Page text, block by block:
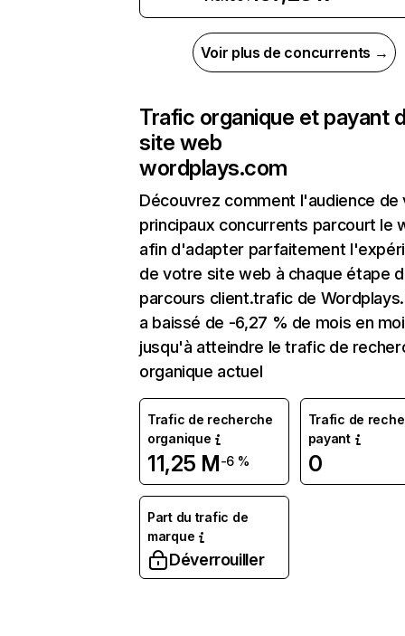
Voir plus de concurrents →
Trafic organique et payant
site web
wordplays.com
Découvrez comment l'audience de
principaux concurrents parcourt le
afin d'adapter parfaitement
de votre site web à chaque étape
parcours client.trafic de
a baissé de -6,27 % de mois en
jusqu'à atteindre le trafic de
organique actuel
Trafic de recherche
organique
11,25 M-6 %
Trafic de
payant
0
Part du trafic de
marque
Déverrouiller